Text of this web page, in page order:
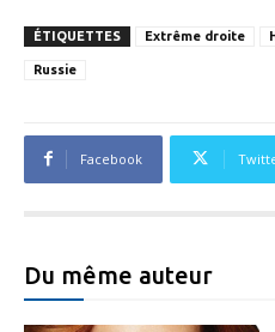
ÉTIQUETTES Extrême droite
Russie
Facebook
Du même auteur